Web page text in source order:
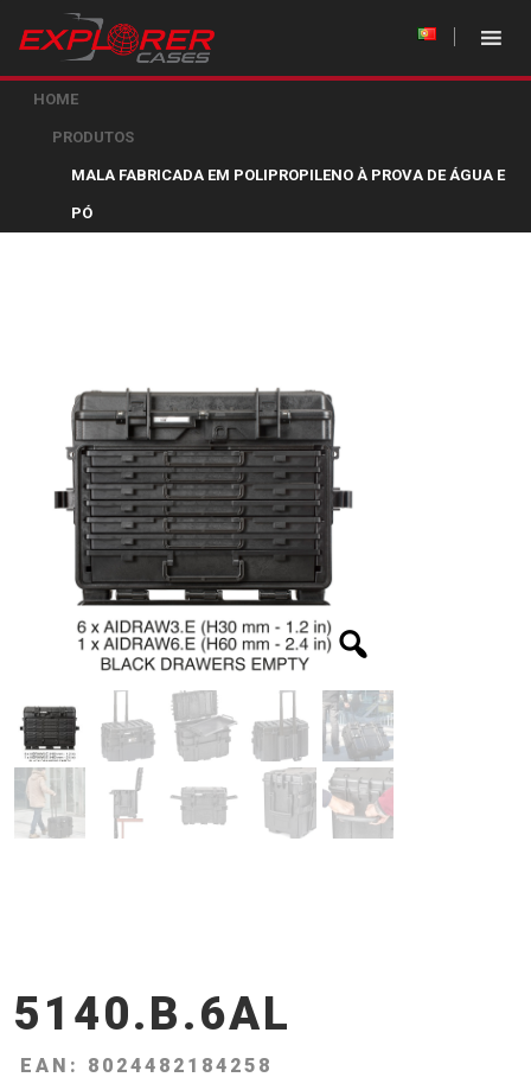
HOME
PRODUTOS
MALA FABRICADA EM POLIPROPILENO À PROVA DE ÁGUA E
PÓ
5140.B.6AL
EAN: 8024482184258